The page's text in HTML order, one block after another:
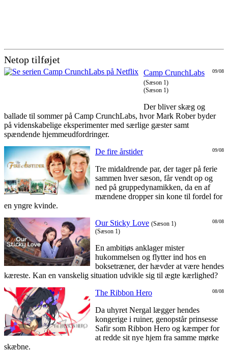
Netop tilføjet
09/08
Camp CrunchLabs
(Sæson 1)
(Sæson 1)
Der bliver skæg og
ballade til sommer på Camp CrunchLabs, hvor Mark Rober byder
på videnskabelige eksperimenter med særlige gæster samt
spændende hjemmeudfordringer.
09/08
De fire årstider
Tre midaldrende par, der tager på ferie
sammen hver sæson, får vendt op og
ned på gruppedynamikken, da en af
mændene dropper sin kone til fordel for
en yngre kvinde.
08/08
Our Sticky Love (Sæson 1)
(Sæson 1)
En ambitiøs anklager mister
hukommelsen og flytter ind hos en
boksetræner, der hævder at være hendes
kæreste. Kan en vanskelig situation udvikle sig til ægte kærlighed?
08/08
The Ribbon Hero
Da uhyret Nergal lægger hendes
kongerige i ruiner, genopstår prinsesse
Safir som Ribbon Hero og kæmper for
at redde sit nye hjem fra samme mørke
skæbne.